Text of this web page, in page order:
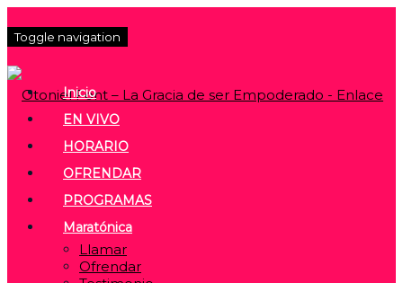
Toggle navigation
Inicio
EN VIVO
HORARIO
OFRENDAR
PROGRAMAS
Maratónica
Llamar
Ofrendar